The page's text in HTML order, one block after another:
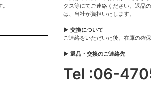
クス等にてご連絡ください。返品
は、当社が負担いたします。
▶ 交換について
ご連絡をいただいた後、在庫の確
▶ 返品・交換のご連絡先
Tel :06-